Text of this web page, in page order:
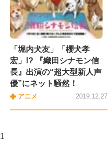
「堀内犬友」「櫻犬孝
宏」!? 『織田シナモン信
長』出演の“超大型新人声
優”にネット騒然！
アニメ 2019.12.27
1